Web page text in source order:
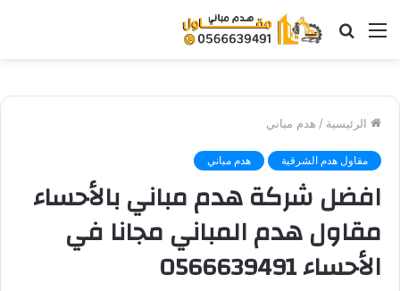
القائمة بحث
الرئيسية / هدم مباني
مقاول هدم الشرقية هدم مباني
افضل شركة هدم مباني بالأحساء
مقاول هدم المباني مجانا في
الأحساء 0566639491